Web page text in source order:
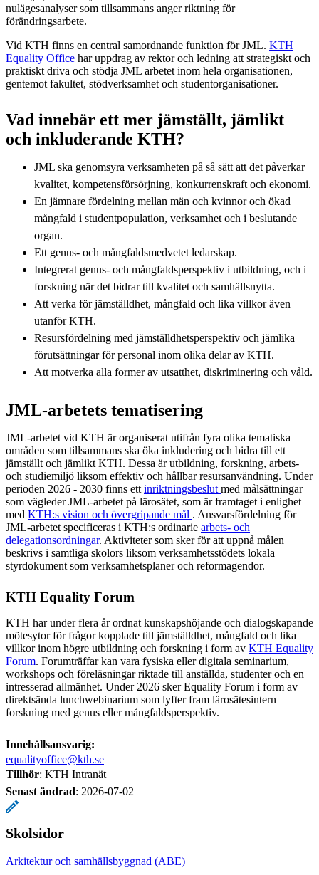
nulägesanalyser som tillsammans anger riktning för
förändringsarbete.
Vid KTH finns en central samordnande funktion för JML. KTH
Equality Office har uppdrag av rektor och ledning att strategiskt och
praktiskt driva och stödja JML arbetet inom hela organisationen,
gentemot fakultet, stödverksamhet och studentorganisationer.
Vad innebär ett mer jämställt, jämlikt
och inkluderande KTH?
JML ska genomsyra verksamheten på så sätt att det påverkar
kvalitet, kompetensförsörjning, konkurrenskraft och ekonomi.
En jämnare fördelning mellan män och kvinnor och ökad
mångfald i studentpopulation, verksamhet och i beslutande
organ.
Ett genus- och mångfaldsmedvetet ledarskap.
Integrerat genus- och mångfaldsperspektiv i utbildning, och i
forskning när det bidrar till kvalitet och samhällsnytta.
Att verka för jämställdhet, mångfald och lika villkor även
utanför KTH.
Resursfördelning med jämställdhetsperspektiv och jämlika
förutsättningar för personal inom olika delar av KTH.
Att motverka alla former av utsatthet, diskriminering och våld.
JML-arbetets tematisering
JML-arbetet vid KTH är organiserat utifrån fyra olika tematiska
områden som tillsammans ska öka inkludering och bidra till ett
jämställt och jämlikt KTH. Dessa är utbildning, forskning, arbets-
och studiemiljö liksom effektiv och hållbar resursanvändning. Under
perioden 2026 - 2030 finns ett inriktningsbeslut med målsättningar
som vägleder JML-arbetet på lärosätet, som är framtaget i enlighet
med KTH:s vision och övergripande mål . Ansvarsfördelning för
JML-arbetet specificeras i KTH:s ordinarie arbets- och
delegationsordningar. Aktiviteter som sker för att uppnå målen
beskrivs i samtliga skolors liksom verksamhetsstödets lokala
styrdokument som verksamhetsplaner och reformagendor.
KTH Equality Forum
KTH har under flera år ordnat kunskapshöjande och dialogskapande
mötesytor för frågor kopplade till jämställdhet, mångfald och lika
villkor inom högre utbildning och forskning i form av KTH Equality
Forum. Forumträffar kan vara fysiska eller digitala seminarium,
workshops och föreläsningar riktade till anställda, studenter och en
intresserad allmänhet. Under 2026 sker Equality Forum i form av
direktsända lunchwebinarium som lyfter fram lärosätesintern
forskning med genus eller mångfaldsperspektiv.
Innehållsansvarig:
equalityoffice@kth.se
Tillhör: KTH Intranät
Senast ändrad: 2026-07-02
Skolsidor
Arkitektur och samhällsbyggnad (ABE)